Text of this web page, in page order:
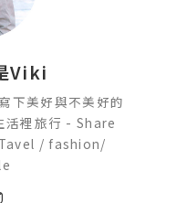
Viki
下美好與不美好的
活裡旅行 - Share
/ fashion/